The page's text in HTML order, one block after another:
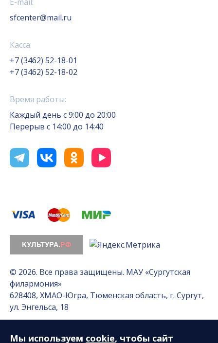
sfcenter@mail.ru
Касса:
+7 (3462) 52-18-01
+7 (3462) 52-18-02
Время работы:
Каждый день с 9:00 до 20:00
Перерыв с 14:00 до 14:40
© 2026. Все права защищены. МАУ «Сургутская
филармония»
628408, ХМАО-Югра, Тюменская область, г. Сургут,
ул. Энгельса, 18
Разработка сайта — Интернет-лаборатория
Мы используем cookie, чтобы сайт